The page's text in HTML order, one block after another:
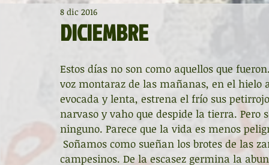
Diccionario de mitos clásicos
Noche de Cumpleaños La rucha Asociación
Asturias Capital Mundial Poesía Fundación Princesa
Universidad de Oviedo Corrada de la Poesía Día
DICIEMBRE
8 dic 2016
Estos días no son como aquellos que
voz montaraz de las mañanas, en el
evocada y lenta, estrena el frío sus
narvaso y vaho que despide la tierra. Pero
ninguno. Parece que la vida es menos
Soñamos como sueñan los brotes de las
campesinos. De la escasez germina la